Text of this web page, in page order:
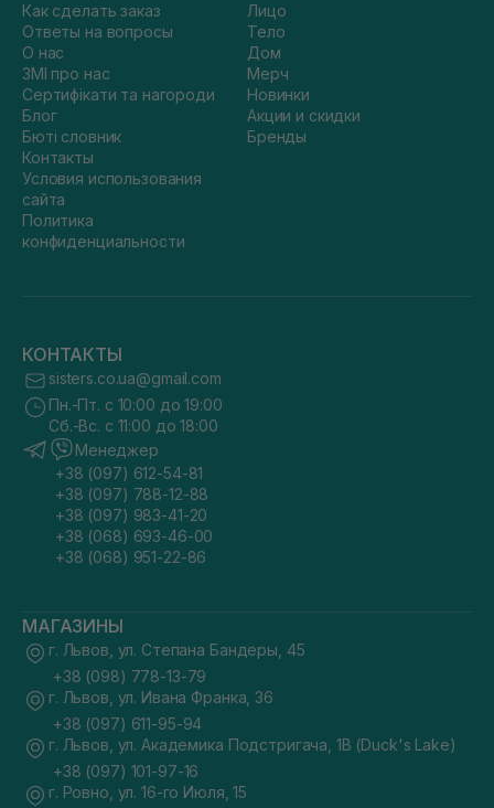
Как сделать заказ
Ответы на вопросы
О нас
ЗМІ про нас
Сертифікати та нагороди
Блог
Бюті словник
Контакты
Условия использования
сайта
Политика
конфиденциальности
Лицо
Тело
Дом
Мерч
Новинки
Акции и скидки
Бренды
КОНТАКТЫ
sisters.co.ua@gmail.com
Пн.-Пт. с 10:00 до 19:00
Сб.-Вс. с 11:00 до 18:00
Менеджер
+38 (097) 612-54-81
+38 (097) 788-12-88
+38 (097) 983-41-20
+38 (068) 693-46-00
+38 (068) 951-22-86
МАГАЗИНЫ
г. Львов, ул. Степана Бандеры, 45
+38 (098) 778-13-79
г. Львов, ул. Ивана Франка, 36
+38 (097) 611-95-94
г. Львов, ул. Академика Подстригача, 1В (Duck's Lake)
+38 (097) 101-97-16
г. Ровно, ул. 16-го Июля, 15